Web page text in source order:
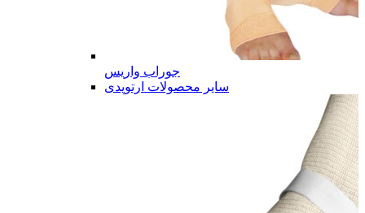
جوراب واریس
سایر محصولات ارتوپدی